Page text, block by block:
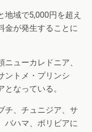
域で5,000円を超え
金が発生することに
ューカレドニア、
ントメ・プリンシ
なっている。
チ、チュニジア、サ
バハマ、ボリビアに